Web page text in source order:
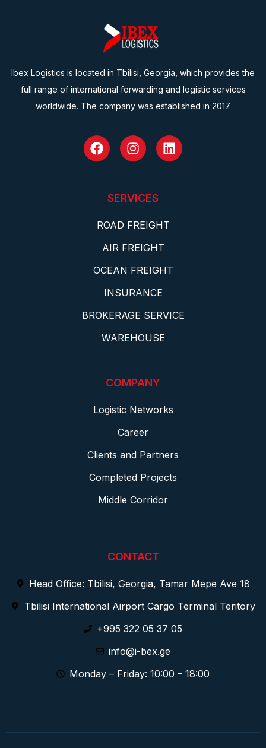
Ibex Logistics is located in Tbilisi, Georgia, which provides the
full range of international forwarding and logistic services
worldwide. The company was established in 2017.
SERVICES
ROAD FREIGHT
AIR FREIGHT
OCEAN FREIGHT
INSURANCE
BROKERAGE SERVICE
WAREHOUSE
COMPANY
Logistic Networks
Career
Clients and Partners
Completed Projects
Middle Corridor
CONTACT
Head Office: Tbilisi, Georgia, Tamar Mepe Ave 18
Tbilisi International Airport Cargo Terminal Teritory
+995 322 05 37 05
info@i-bex.ge
Monday – Friday: 10:00 – 18:00